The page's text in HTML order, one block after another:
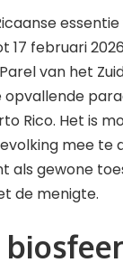
februari
van het
Rico. Het is
mee te
als gewone
de menigte.